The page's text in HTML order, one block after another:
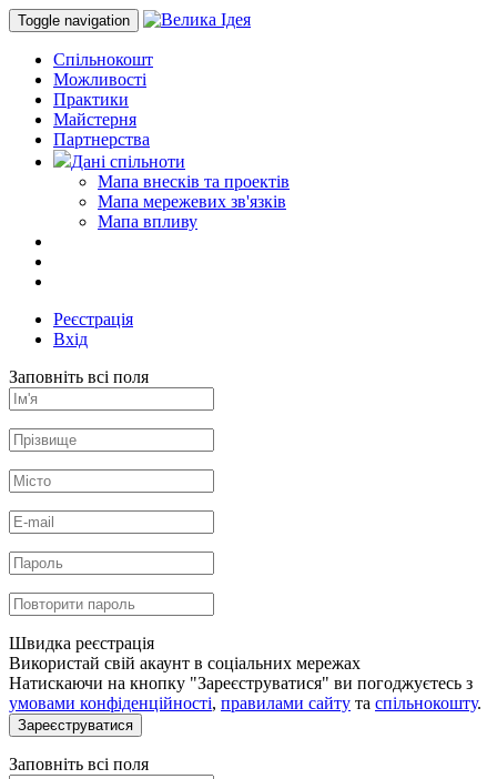
Toggle navigation
Спільнокошт
Можливості
Практики
Майстерня
Партнерства
Дані спільноти
Мапа внесків та проектів
Мапа мережевих зв'язків
Мапа впливу
Реєстрація
Вхід
Заповніть всі поля
Швидка реєстрація
Використай свій акаунт в соціальних мережах
Натискаючи на кнопку "Зареєструватися" ви погоджуєтесь з
умовами конфіденційності, правилами сайту та спільнокошту.
Зареєструватися
Заповніть всі поля